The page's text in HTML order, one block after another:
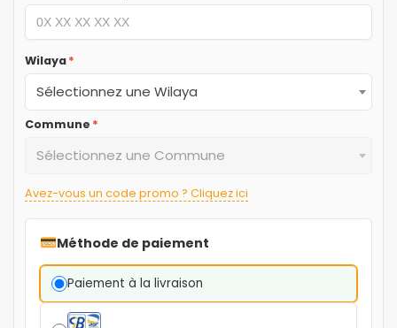
Wilaya*
Sélectionnez une Wilaya
Commune *
Sélectionnez une Commune
Avez-vous un code promo ? Cliquez ici
Méthode de paiement
Paiement à la livraison